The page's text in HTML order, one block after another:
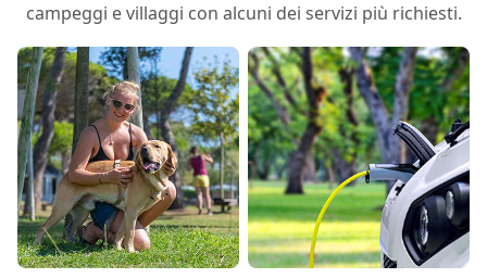
campeggi e villaggi con alcuni dei servizi più richiesti.